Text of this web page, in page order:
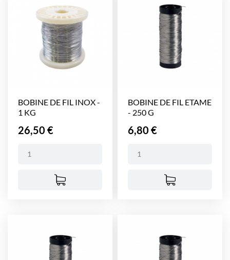
BOBINE DE FIL INOX -
1 KG
Prix
26,50 €
BOBINE DE FIL ETAME
- 250 G
Prix
6,80 €